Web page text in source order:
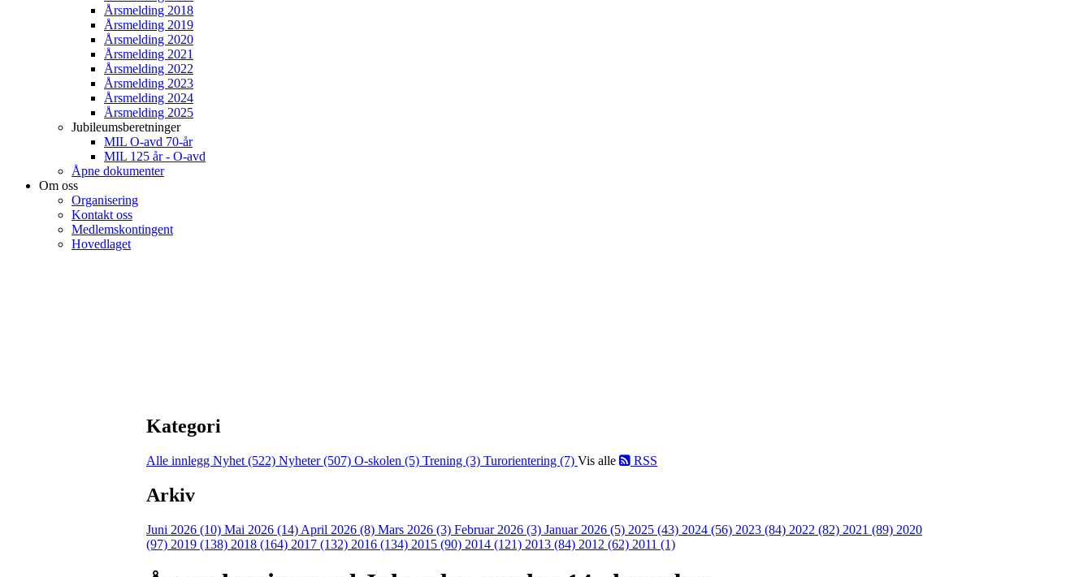
Årsmelding 2018
Årsmelding 2019
Årsmelding 2020
Årsmelding 2021
Årsmelding 2022
Årsmelding 2023
Årsmelding 2024
Årsmelding 2025
Jubileumsberetninger
MIL O-avd 70-år
MIL 125 år - O-avd
Åpne dokumenter
Om oss
Organisering
Kontakt oss
Medlemskontingent
Hovedlaget
Kategori
Alle innlegg Nyhet (522) Nyheter (507) O-skolen (5) Trening (3) Turorientering (7) Vis alle RSS
Arkiv
Juni 2026 (10) Mai 2026 (14) April 2026 (8) Mars 2026 (3) Februar 2026 (3) Januar 2026 (5) 2025 (43) 2024 (56) 2023 (84) 2022 (82) 2021 (89) 2020
(97) 2019 (138) 2018 (164) 2017 (132) 2016 (134) 2015 (90) 2014 (121) 2013 (84) 2012 (62) 2011 (1)